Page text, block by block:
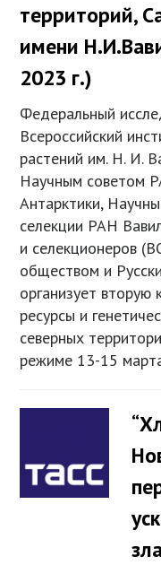
территорий,
имени
2023 г.)
Федеральный
Всероссийский
растений им. Н. И.
Научным советом
Антарктики,
селекции РАН
и селекционеров
обществом и
организует вторую
ресурсы и
северных
режиме 13-15